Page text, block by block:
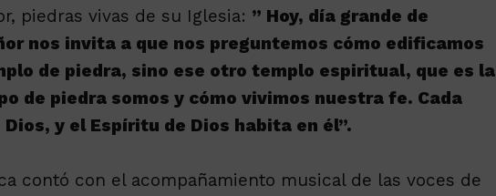
piedras vivas de su Iglesia: ” Hoy, día grande de
nos invita a que nos preguntemos cómo edificamos
de piedra, sino ese otro templo espiritual, que es la
de piedra somos y cómo vivimos nuestra fe. Cada
y el Espíritu de Dios habita en él”.
contó con el acompañamiento musical de las voces de